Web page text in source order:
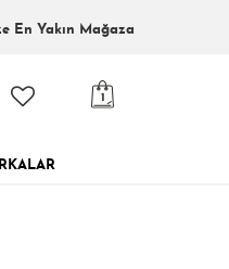
En Yakın Mağaza
1